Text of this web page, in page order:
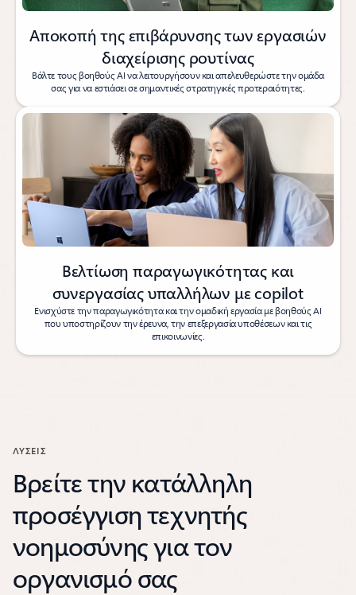
Αποκοπή της επιβάρυνσης των εργασιών
διαχείρισης ρουτίνας
Βάλτε τους βοηθούς AI να λειτουργήσουν και απελευθερώστε την ομάδα
σας για να εστιάσει σε σημαντικές στρατηγικές προτεραιότητες.
Βελτίωση παραγωγικότητας και
συνεργασίας υπαλλήλων με copilot
Ενισχύστε την παραγωγικότητα και την ομαδική εργασία με βοηθούς AI
που υποστηρίζουν την έρευνα, την επεξεργασία υποθέσεων και τις
επικοινωνίες.
ΛΎΣΕΙΣ
Βρείτε την κατάλληλη
προσέγγιση τεχνητής
νοημοσύνης για τον
οργανισμό σας